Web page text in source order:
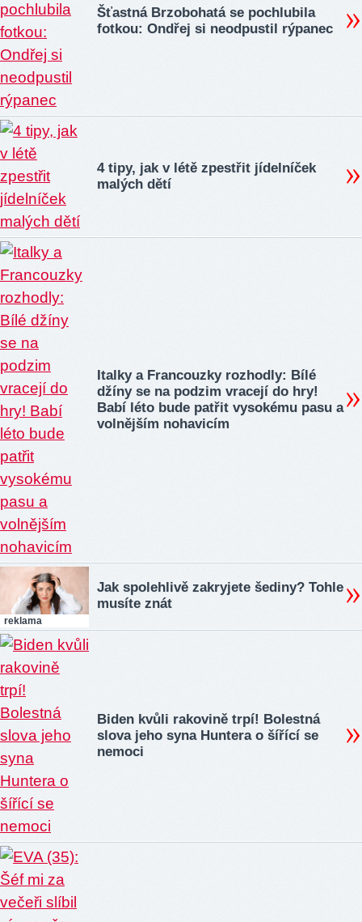
Šťastná Brzobohatá se pochlubila
fotkou: Ondřej si neodpustil rýpanec
4 tipy, jak v létě zpestřit jídelníček
malých dětí
Italky a Francouzky rozhodly: Bílé
džíny se na podzim vracejí do hry!
Babí léto bude patřit vysokému pasu a
volnějším nohavicím
reklama
Jak spolehlivě zakryjete šediny? Tohle
musíte znát
Biden kvůli rakovině trpí! Bolestná
slova jeho syna Huntera o šířící se
nemoci